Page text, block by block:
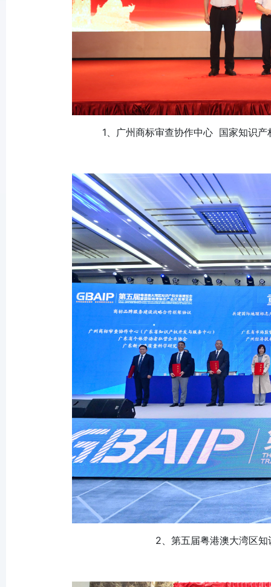
1、广州商标审查协作中心 国家知识
2、第五届粤港澳大湾区